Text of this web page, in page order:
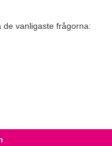
vanligaste frågorna: